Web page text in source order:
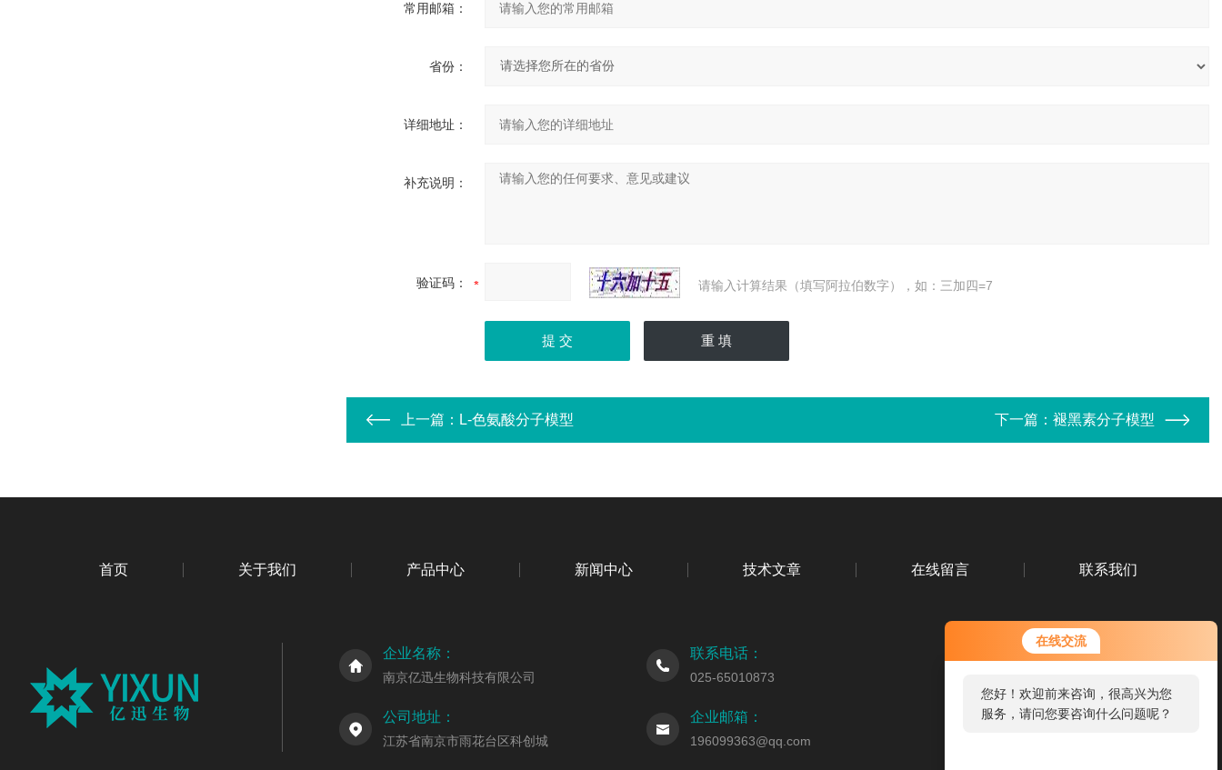
在线交流
您好！欢迎前来咨询，很高兴为您
服务，请问您要咨询什么问题呢？
常用邮箱：
省份：
详细地址：
补充说明：
验证码： 请输入计算结果（填写阿拉伯数字），如：三加四=7
上一篇： L-色氨酸分子模型 下一篇： 褪黑素分子模型
首页 关于我们 产品中心 新闻中心 技术文章 在线留言 联系我们
企业名称：
南京亿迅生物科技有限公司
联系电话：
025-65010873
公司地址：
江苏省南京市雨花台区科创城
企业邮箱：
196099363@qq.com